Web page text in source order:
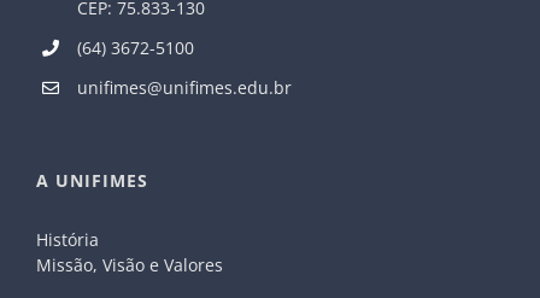
CEP: 75.833-130
(64) 3672-5100
unifimes@unifimes.edu.br
A UNIFIMES
História
Missão, Visão e Valores